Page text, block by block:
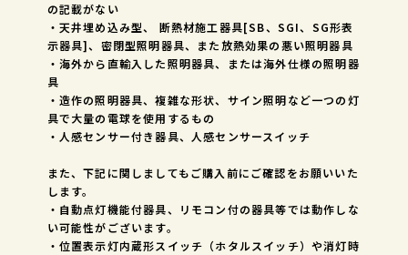
の記載がない
・天井埋め込み型、 断熱材施工器具[SB、SGI、SG形表
示器具]、密閉型照明器具、また放熱効果の悪い照明器具
・海外から直輸入した照明器具、または海外仕様の照明器
具
・造作の照明器具、複雑な形状、サイン照明など一つの灯
具で大量の電球を使用するもの
・人感センサー付き器具、人感センサースイッチ
また、下記に関しましてもご購入前にご確認をお願いいた
します。
・自動点灯機能付器具、リモコン付の器具等では動作しな
い可能性がございます。
・位置表示灯内蔵形スイッチ（ホタルスイッチ）や消灯時